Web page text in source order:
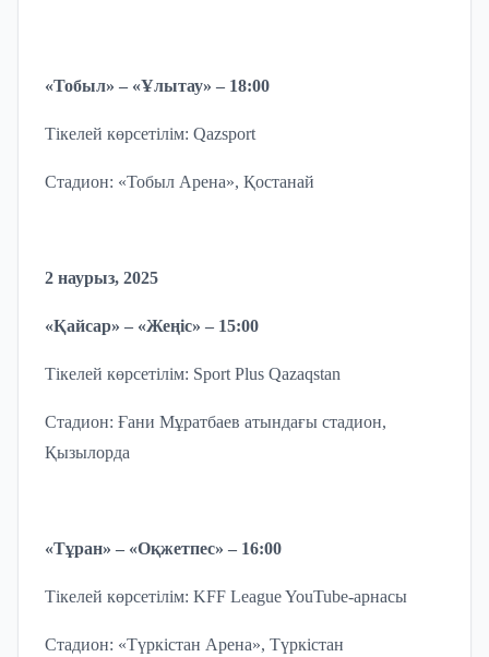
«Тобыл» – «Ұлытау» – 18:00
Тікелей көрсетілім: Qazsport
Стадион: «Тобыл Арена», Қостанай
2 наурыз, 2025
«Қайсар» – «Жеңіс» – 15:00
Тікелей көрсетілім: Sport Plus Qazaqstan
Стадион: Ғани Мұратбаев атындағы стадион,
Қызылорда
«Тұран» – «Оқжетпес» – 16:00
Тікелей көрсетілім: KFF League YouTube-арнасы
Стадион: «Түркістан Арена», Түркістан